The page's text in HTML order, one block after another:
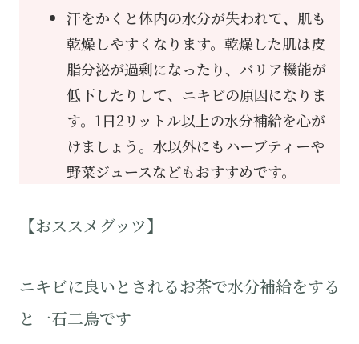
汗をかくと体内の水分が失われて、肌も
乾燥しやすくなります。乾燥した肌は皮
脂分泌が過剰になったり、バリア機能が
低下したりして、ニキビの原因になりま
す。1日2リットル以上の水分補給を心が
けましょう。水以外にもハーブティーや
野菜ジュースなどもおすすめです。
【おススメグッツ】
ニキビに良いとされるお茶で水分補給をする
と一石二鳥です